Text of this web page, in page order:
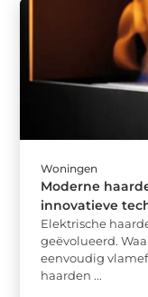
Woningen
Moderne
innovatieve
Elektrische
geëvolueerd.
eenvoudig
haarden ...